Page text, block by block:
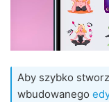
Aby szybko
wbudowanego